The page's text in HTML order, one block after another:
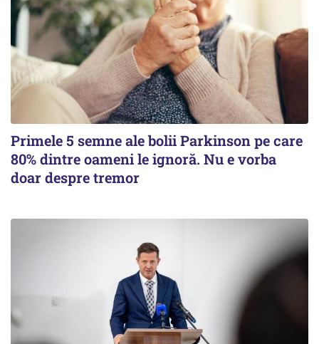
Primele 5 semne ale bolii Parkinson pe care
80% dintre oameni le ignoră. Nu e vorba
doar despre tremor